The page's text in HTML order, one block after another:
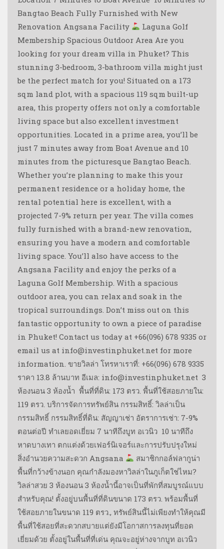
Bangtao Beach Fully Furnished with New
Renovation Angsana Facility
Laguna Golf
Membership Spacious Outdoor Area Are you
looking for your dream villa in Phuket? This
stunning 3-bedroom, 3-bathroom villa might just
be the perfect match for you! Situated on a 173
sqm land plot, with a spacious 119 sqm built-up
area, this property offers not only a comfortable
living space but also excellent investment
opportunities. Located in a prime area, you’ll be
just 7 minutes away from Boat Avenue and 10
minutes from the picturesque Bangtao Beach.
Whether you’re planning to make this your
permanent residence or a holiday home, the
rental potential here is excellent, with a
projected 7-9% return per year. The villa comes
fully furnished with a brand-new renovation,
ensuring you have a modern and comfortable
living space. You’ll also have access to the
Angsana Facility and enjoy the perks of a
Laguna Golf Membership. With a spacious
outdoor area, you can relax and soak in the
tropical surroundings. Don’t miss out on this
fantastic opportunity to own a piece of paradise
in Phuket! Contact us today at +66(096) 678 9335 or
email us at info@investinphuket.net for more
information. ขายวิลล่า โทรหาเราที่: +66(096) 678 9335
ราคา 13.8 ล้านบาท อีเมล: info@investinphuket.net ️ 3
ห้องนอน 3 ห้องน้ำ ️ พื้นที่ที่ดิน: 173 ตรว. พื้นที่ใช้สอยภายใน:
119 ตรว. บริการจัดการทรัพย์สิน กรรมสิทธิ์: วิลล่าเป็น
กรรมสิทธิ์ กรรมสิทธิ์ที่ดิน: สัญญาเช่า อัตราการเช่า: 7-9%
ตอนต่อปี ทำเลยอดเยี่ยม 7 นาทีถึงบูท อเวนิว ️ 10 นาทีถึง
หาดบางเทา ตกแต่งด้วยเฟอร์นิเจอร์และการปรับปรุงใหม่
สิ่งอำนวยความสะดวก Angsana
สมาชิกกอล์ฟลากูน่า
พื้นที่กว้างข้างนอก คุณกำลังมองหาวิลล่าในภูเก็ตใช่ไหม?
วิลล่าสวย 3 ห้องนอน 3 ห้องน้ำนี้อาจเป็นที่พักที่สมบูรณ์แบบ
สำหรับคุณ! ตั้งอยู่บนพื้นที่ที่ดินขนาด 173 ตรว. พร้อมพื้นที่
ใช้สอยภายในขนาด 119 ตรว., ทรัพย์สินนี้ไม่เพียงทำให้คุณมี
พื้นที่ใช้สอยที่สะดวกสบายแต่ยังมีโอกาสการลงทุนที่ยอด
เยี่ยมด้วย ตั้งอยู่ในพื้นที่ที่เด่น คุณจะอยู่ห่างจากบูท อเวนิว